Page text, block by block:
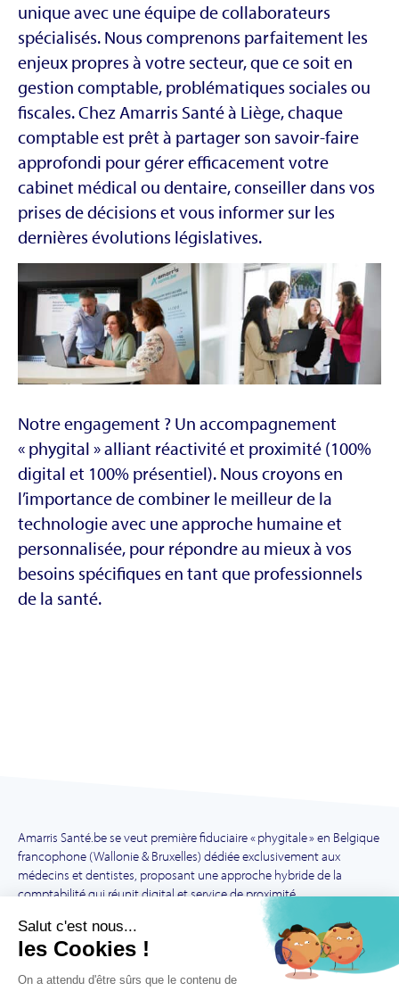
unique avec une équipe de collaborateurs
spécialisés. Nous comprenons parfaitement les
enjeux propres à votre secteur, que ce soit en
gestion comptable, problématiques sociales ou
fiscales. Chez Amarris Santé à Liège, chaque
comptable est prêt à partager son savoir-faire
approfondi pour gérer efficacement votre
cabinet médical ou dentaire, conseiller dans vos
prises de décisions et vous informer sur les
dernières évolutions législatives.
Notre engagement ? Un accompagnement
« phygital » alliant réactivité et proximité (100%
digital et 100% présentiel). Nous croyons en
l’importance de combiner le meilleur de la
technologie avec une approche humaine et
personnalisée, pour répondre au mieux à vos
besoins spécifiques en tant que professionnels
de la santé.
Amarris Santé.be se veut première fiduciaire « phygitale » en Belgique
francophone (Wallonie & Bruxelles) dédiée exclusivement aux
médecins et dentistes, proposant une approche hybride de la
comptabilité qui réunit digital et service de proximité.